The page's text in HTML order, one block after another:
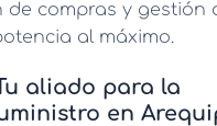
de compras y gestión
al máximo.
aliado para la
en